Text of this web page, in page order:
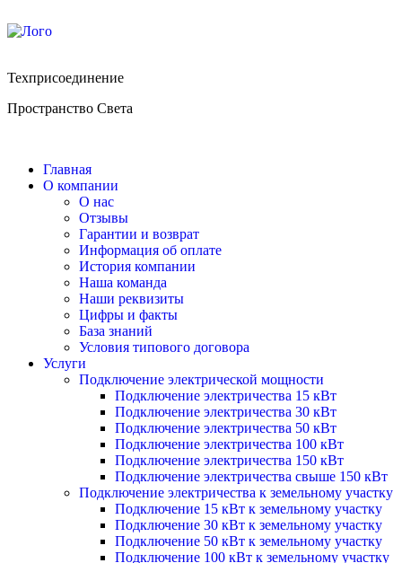
Техприсоединение
Пространство Света
Главная
О компании
О нас
Отзывы
Гарантии и возврат
Информация об оплате
История компании
Наша команда
Наши реквизиты
Цифры и факты
База знаний
Условия типового договора
Услуги
Подключение электрической мощности
Подключение электричества 15 кВт
Подключение электричества 30 кВт
Подключение электричества 50 кВт
Подключение электричества 100 кВт
Подключение электричества 150 кВт
Подключение электричества свыше 150 кВт
Подключение электричества к земельному участку
Подключение 15 кВт к земельному участку
Подключение 30 кВт к земельному участку
Подключение 50 кВт к земельному участку
Подключение 100 кВт к земельному участку